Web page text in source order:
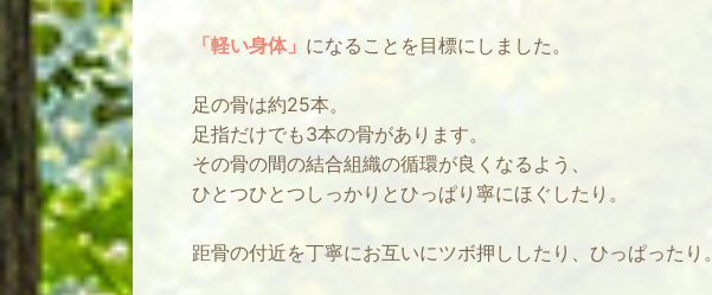
「軽い身体」 になることを目標にしました。
足の骨は約25本。
足指だけでも3本の骨があります。
その骨の間の結合組織の循環が良くなるよう、
ひとつひとつしっかりとひっぱり寧にほぐしたり。
距骨の付近を丁寧にお互いにツボ押ししたり、ひっぱったり。